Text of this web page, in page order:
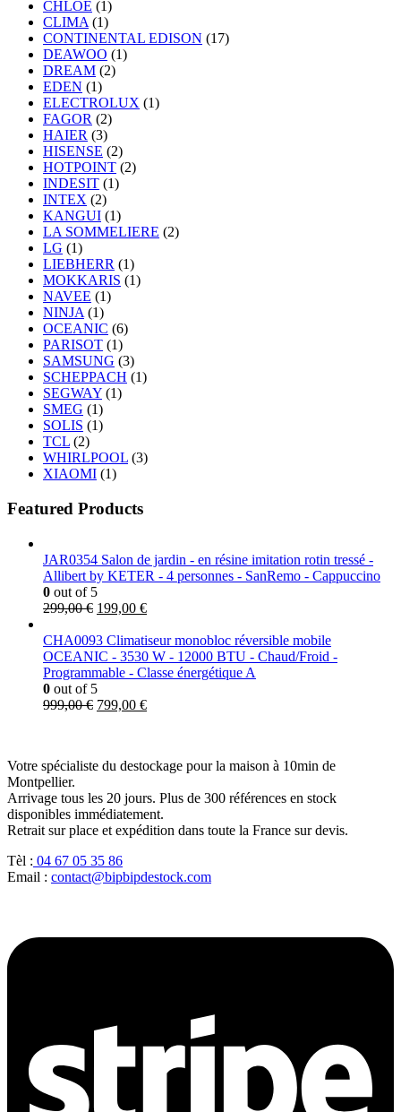
CHLOE (1)
CLIMA (1)
CONTINENTAL EDISON (17)
DEAWOO (1)
DREAM (2)
EDEN (1)
ELECTROLUX (1)
FAGOR (2)
HAIER (3)
HISENSE (2)
HOTPOINT (2)
INDESIT (1)
INTEX (2)
KANGUI (1)
LA SOMMELIERE (2)
LG (1)
LIEBHERR (1)
MOKKARIS (1)
NAVEE (1)
NINJA (1)
OCEANIC (6)
PARISOT (1)
SAMSUNG (3)
SCHEPPACH (1)
SEGWAY (1)
SMEG (1)
SOLIS (1)
TCL (2)
WHIRLPOOL (3)
XIAOMI (1)
Featured Products
JAR0354 Salon de jardin - en résine imitation rotin tressé -
Allibert by KETER - 4 personnes - SanRemo - Cappuccino
0 out of 5
299,00€ Le
initial
était :
299,00 €.
199,00 €Le
actuel
est :
199,00 €.
CHA0093 Climatiseur monobloc réversible mobile
OCEANIC - 3530 W - 12000 BTU - Chaud/Froid -
Programmable - Classe énergétique A
0 out of 5
999,00€ Le
999,00 €.
799,00 €Le
799,00 €.
Votre spécialiste du destockage pour la maison à 10min de
Montpellier.
Arrivage tous les 20 jours. Plus de 300 références en stock
disponibles immédiatement.
Retrait sur place et expédition dans toute la France sur devis.
Tèl : 04 67 05 35 86
Email : contact@bipbipdestock.com